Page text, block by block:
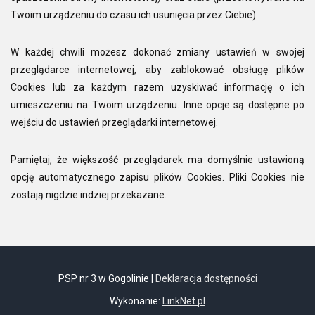
Twoim urządzeniu do czasu ich usunięcia przez Ciebie)
W każdej chwili możesz dokonać zmiany ustawień w swojej
przeglądarce internetowej, aby zablokować obsługę plików
Cookies lub za każdym razem uzyskiwać informację o ich
umieszczeniu na Twoim urządzeniu. Inne opcje są dostępne po
wejściu do ustawień przeglądarki internetowej.
Pamiętaj, że większość przeglądarek ma domyślnie ustawioną
opcję automatycznego zapisu plików Cookies. Pliki Cookies nie
zostają nigdzie indziej przekazane.
PSP nr 3 w Gogolinie |
Deklaracja dostępności
Wykonanie:
LinkNet.pl